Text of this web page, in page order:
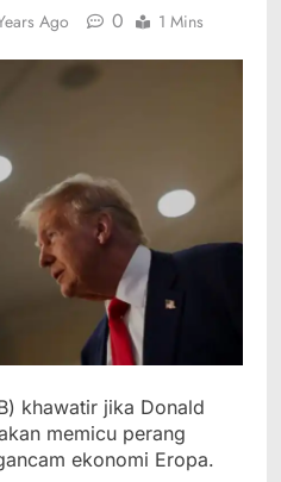
Ago 0 1 Mins
khawatir jika Donald
memicu perang
ekonomi Eropa.